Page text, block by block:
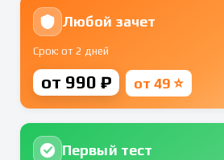
Любой зачет
Срок: от 2 дней
от 990 ₽ от 49 ⭐
Первый тест